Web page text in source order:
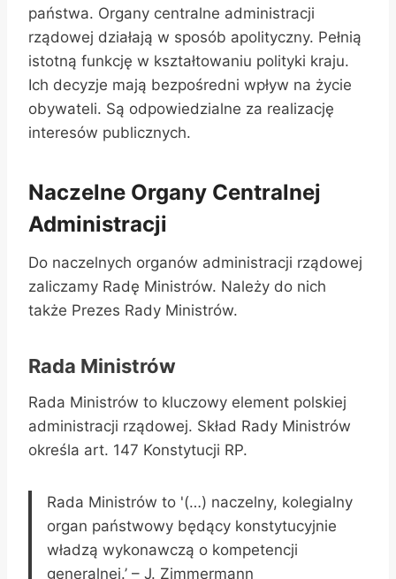
państwa. Organy centralne administracji
rządowej działają w sposób apolityczny. Pełnią
istotną funkcję w kształtowaniu polityki kraju.
Ich decyzje mają bezpośredni wpływ na życie
obywateli. Są odpowiedzialne za realizację
interesów publicznych.
Naczelne Organy Centralnej
Administracji
Do naczelnych organów administracji rządowej
zaliczamy Radę Ministrów. Należy do nich
także Prezes Rady Ministrów.
Rada Ministrów
Rada Ministrów to kluczowy element polskiej
administracji rządowej. Skład Rady Ministrów
określa art. 147 Konstytucji RP.
Rada Ministrów to '(…) naczelny, kolegialny
organ państwowy będący konstytucyjnie
władzą wykonawczą o kompetencji
generalnej.’ – J. Zimmermann